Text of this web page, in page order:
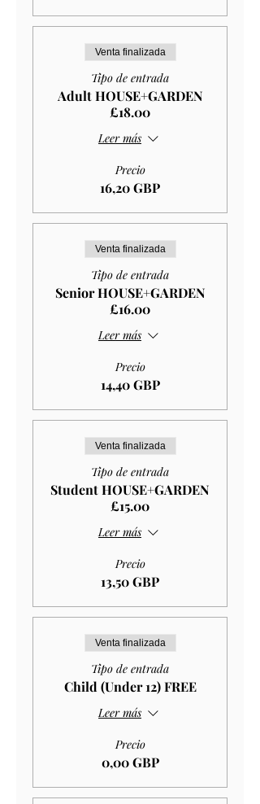
Venta finalizada
Tipo de entrada
Adult HOUSE+GARDEN
£18.00
Leer más
Precio
16,20 GBP
Venta finalizada
Tipo de entrada
Senior HOUSE+GARDEN
£16.00
Leer más
Precio
14,40 GBP
Venta finalizada
Tipo de entrada
Student HOUSE+GARDEN
£15.00
Leer más
Precio
13,50 GBP
Venta finalizada
Tipo de entrada
Child (Under 12) FREE
Leer más
Precio
0,00 GBP